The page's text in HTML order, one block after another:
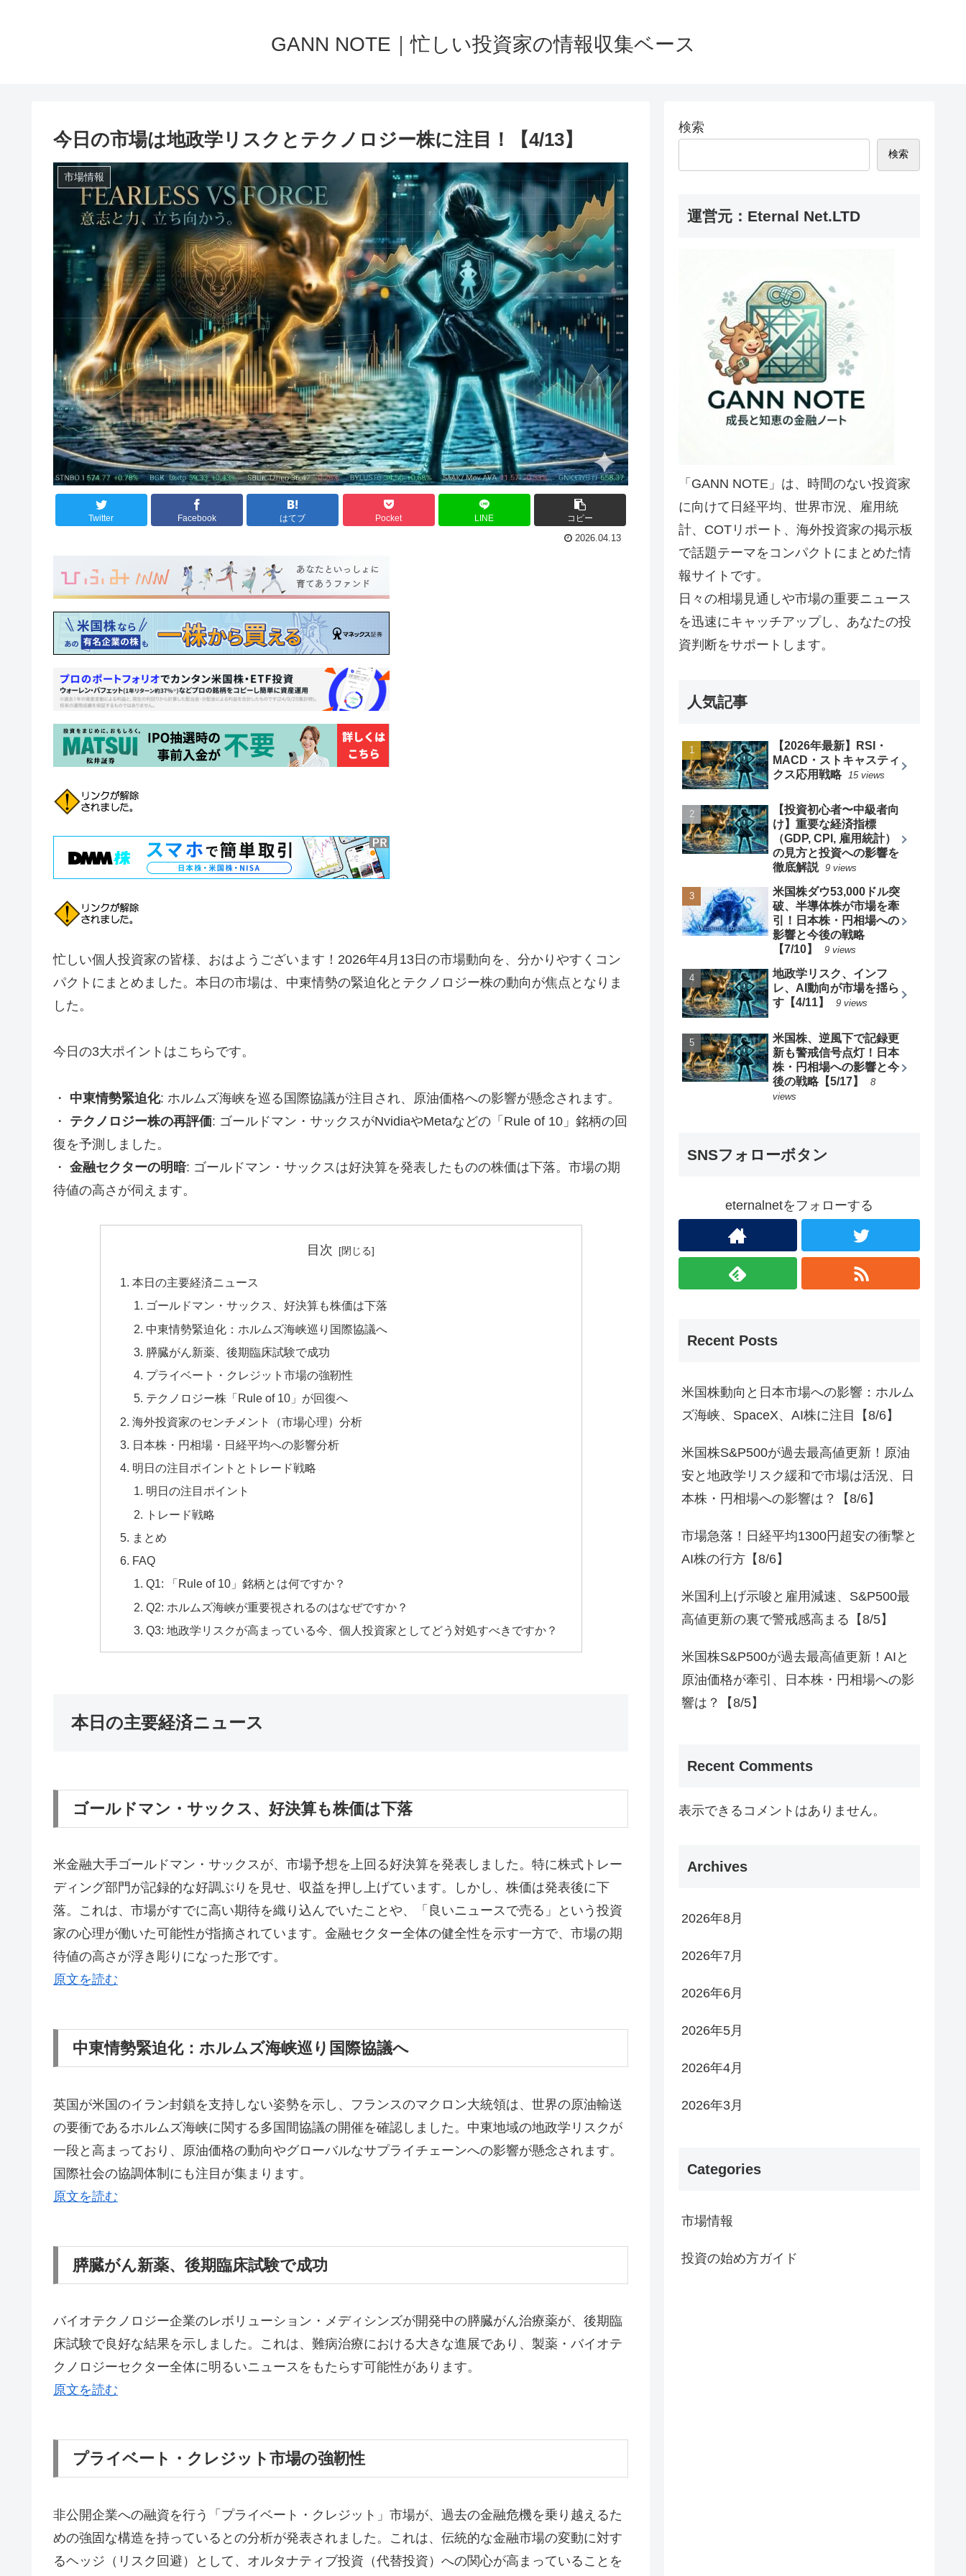
GANN NOTE｜忙しい投資家の情報収集ベース
今日の市場は地政学リスクとテクノロジー株に注目！【4/13】
市場情報
Twitter Facebook はてブ Pocket LINE コピー
2026.04.13
忙しい個人投資家の皆様、おはようございます！2026年4月13日の市場動向を、分かりやすくコン
パクトにまとめました。本日の市場は、中東情勢の緊迫化とテクノロジー株の動向が焦点となりま
した。
今日の3大ポイントはこちらです。
・ 中東情勢緊迫化: ホルムズ海峡を巡る国際協議が注目され、原油価格への影響が懸念されます。
・ テクノロジー株の再評価: ゴールドマン・サックスがNvidiaやMetaなどの「Rule of 10」銘柄の回
復を予測しました。
・ 金融セクターの明暗: ゴールドマン・サックスは好決算を発表したものの株価は下落。市場の期
待値の高さが伺えます。
目次
本日の主要経済ニュース
ゴールドマン・サックス、好決算も株価は下落
中東情勢緊迫化：ホルムズ海峡巡り国際協議へ
膵臓がん新薬、後期臨床試験で成功
プライベート・クレジット市場の強靭性
テクノロジー株「Rule of 10」が回復へ
海外投資家のセンチメント（市場心理）分析
日本株・円相場・日経平均への影響分析
明日の注目ポイントとトレード戦略
明日の注目ポイント
トレード戦略
まとめ
FAQ
Q1: 「Rule of 10」銘柄とは何ですか？
Q2: ホルムズ海峡が重要視されるのはなぜですか？
Q3: 地政学リスクが高まっている今、個人投資家としてどう対処すべきですか？
本日の主要経済ニュース
ゴールドマン・サックス、好決算も株価は下落
米金融大手ゴールドマン・サックスが、市場予想を上回る好決算を発表しました。特に株式トレー
ディング部門が記録的な好調ぶりを見せ、収益を押し上げています。しかし、株価は発表後に下
落。これは、市場がすでに高い期待を織り込んでいたことや、「良いニュースで売る」という投資
家の心理が働いた可能性が指摘されています。金融セクター全体の健全性を示す一方で、市場の期
待値の高さが浮き彫りになった形です。
原文を読む
中東情勢緊迫化：ホルムズ海峡巡り国際協議へ
英国が米国のイラン封鎖を支持しない姿勢を示し、フランスのマクロン大統領は、世界の原油輸送
の要衝であるホルムズ海峡に関する多国間協議の開催を確認しました。中東地域の地政学リスクが
一段と高まっており、原油価格の動向やグローバルなサプライチェーンへの影響が懸念されます。
国際社会の協調体制にも注目が集まります。
原文を読む
膵臓がん新薬、後期臨床試験で成功
バイオテクノロジー企業のレボリューション・メディシンズが開発中の膵臓がん治療薬が、後期臨
床試験で良好な結果を示しました。これは、難病治療における大きな進展であり、製薬・バイオテ
クノロジーセクター全体に明るいニュースをもたらす可能性があります。
原文を読む
プライベート・クレジット市場の強靭性
非公開企業への融資を行う「プライベート・クレジット」市場が、過去の金融危機を乗り越えるた
めの強固な構造を持っているとの分析が発表されました。これは、伝統的な金融市場の変動に対す
るヘッジ（リスク回避）として、オルタナティブ投資（代替投資）への関心が高まっていることを
検索
検索
運営元：Eternal Net.LTD
「GANN NOTE」は、時間のない投資家
に向けて日経平均、世界市況、雇用統
計、COTリポート、海外投資家の掲示板
で話題テーマをコンパクトにまとめた情
報サイトです。
日々の相場見通しや市場の重要ニュース
を迅速にキャッチアップし、あなたの投
資判断をサポートします。
人気記事
【2026年最新】RSI・
MACD・ストキャスティ
クス応用戦略
15 views
【投資初心者〜中級者向
け】重要な経済指標
（GDP, CPI, 雇用統計）
の見方と投資への影響を
徹底解説 9 views
米国株ダウ53,000ドル突
破、半導体株が市場を牽
引！日本株・円相場への
影響と今後の戦略
【7/10】
9 views
地政学リスク、インフ
レ、AI動向が市場を揺ら
す【4/11】
9 views
米国株、逆風下で記録更
新も警戒信号点灯！日本
株・円相場への影響と今
後の戦略【5/17】
8
views
SNSフォローボタン
eternalnetをフォローする
Recent Posts
米国株動向と日本市場への影響：ホルム
ズ海峡、SpaceX、AI株に注目【8/6】
米国株S&P500が過去最高値更新！原油
安と地政学リスク緩和で市場は活況、日
本株・円相場への影響は？【8/6】
市場急落！日経平均1300円超安の衝撃と
AI株の行方【8/6】
米国利上げ示唆と雇用減速、S&P500最
高値更新の裏で警戒感高まる【8/5】
米国株S&P500が過去最高値更新！AIと
原油価格が牽引、日本株・円相場への影
響は？【8/5】
Recent Comments
表示できるコメントはありません。
Archives
2026年8月
2026年7月
2026年6月
2026年5月
2026年4月
2026年3月
Categories
市場情報
投資の始め方ガイド